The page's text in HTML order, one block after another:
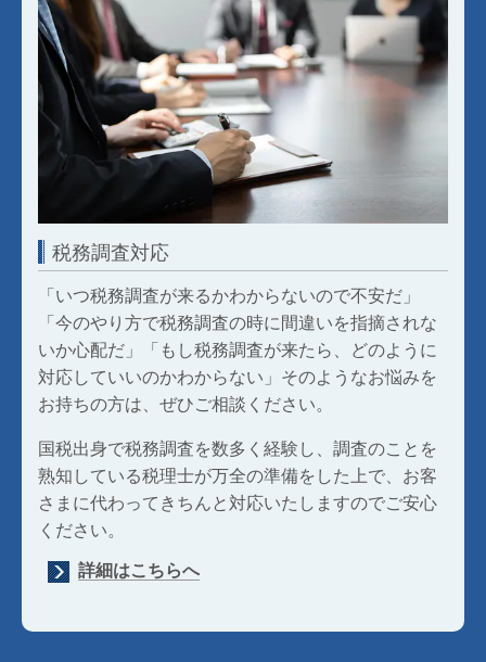
税務調査対応
「いつ税務調査が来るかわからないので不安だ」
「今のやり方で税務調査の時に間違いを指摘されな
いか心配だ」「もし税務調査が来たら、どのように
対応していいのかわからない」そのようなお悩みを
お持ちの方は、ぜひご相談ください。
国税出身で税務調査を数多く経験し、調査のことを
熟知している税理士が万全の準備をした上で、お客
さまに代わってきちんと対応いたしますのでご安心
ください。
詳細はこちらへ